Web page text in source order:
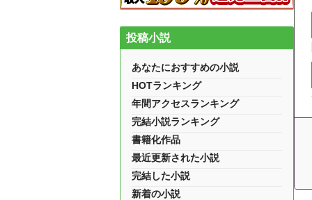
投稿小説
あなたにおすすめの小説
HOTランキング
年間アクセスランキング
完結小説ランキング
書籍化作品
最近更新された小説
完結した小説
新着の小説